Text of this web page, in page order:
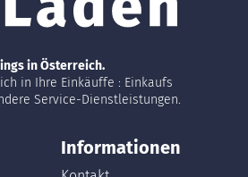
in Österreich.
in Ihre Einkäuffe : Einkaufs
Service-Dienstleistungen.
Informationen